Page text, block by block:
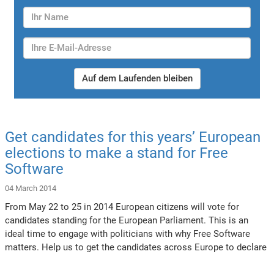
Auf dem Laufenden bleiben
Get candidates for this years’ European
elections to make a stand for Free
Software
04 March 2014
From May 22 to 25 in 2014 European citizens will vote for
candidates standing for the European Parliament. This is an
ideal time to engage with politicians with why Free Software
matters. Help us to get the candidates across Europe to declare